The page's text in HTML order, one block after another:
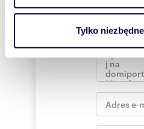
i reklam, aby oferować
korzystasz z naszej witryny,
Partnerzy mogą połączyć te
otrzymanymi od Ciebie lub
korzystania z ich usług.
Tylko